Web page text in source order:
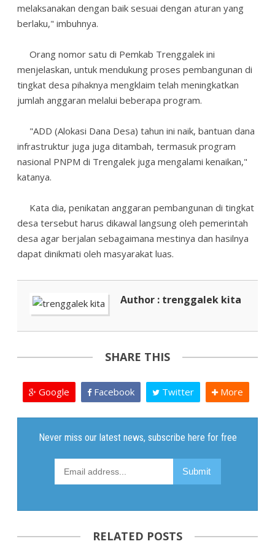
melaksanakan dengan baik sesuai dengan aturan yang
berlaku," imbuhnya.
Orang nomor satu di Pemkab Trenggalek ini
menjelaskan, untuk mendukung proses pembangunan di
tingkat desa pihaknya mengklaim telah meningkatkan
jumlah anggaran melalui beberapa program.
"ADD (Alokasi Dana Desa) tahun ini naik, bantuan dana
infrastruktur juga juga ditambah, termasuk program
nasional PNPM di Trengalek juga mengalami kenaikan,"
katanya.
Kata dia, penikatan anggaran pembangunan di tingkat
desa tersebut harus dikawal langsung oleh pemerintah
desa agar berjalan sebagaimana mestinya dan hasilnya
dapat dinikmati oleh masyarakat luas.
Author : trenggalek kita
SHARE THIS
Google Facebook Twitter More
RELATED POSTS